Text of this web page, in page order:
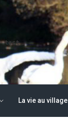
test
La vie au village